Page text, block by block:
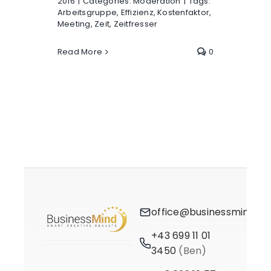
Arbeitsgruppe, Effizienz,Kostenfaktor,
Meeting, Zeit, Zeitfresser
Read More 0
office@businessmind.at
+43 699 11 01
3450 (Ben)